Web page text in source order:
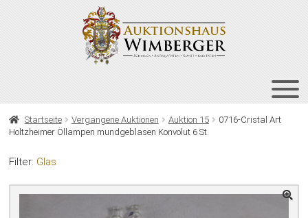
HOME
Startseite Vergangene Auktionen Auktion 15
0716-Cristal Art
Holtzheimer Öllampen mundgeblasen Konvolut 6 St.
Filter: Glas